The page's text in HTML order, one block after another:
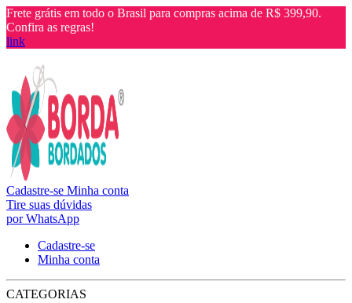
Frete grátis em todo o Brasil para compras acima de R$ 399,90.
Confira as regras!
link
Cadastre-se Minha conta
Tire suas dúvidas
por WhatsApp
Cadastre-se
Minha conta
CATEGORIAS